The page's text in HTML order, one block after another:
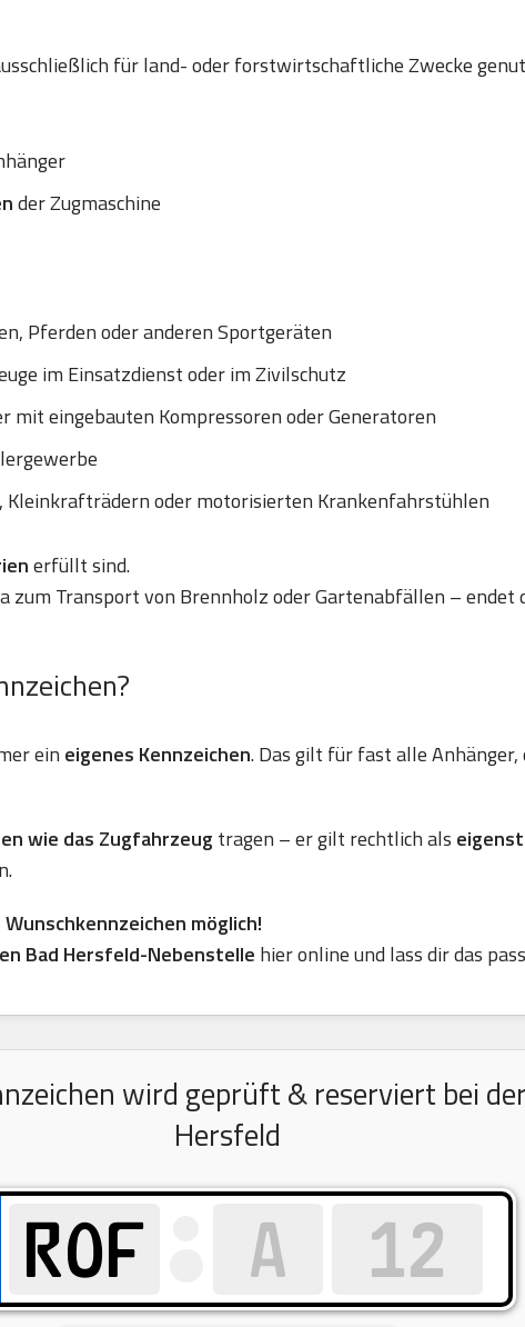
für land- oder forstwirtschaftliche Zwecke
der Zugmaschine
Pferden oder anderen Sportgeräten
im Einsatzdienst oder im Zivilschutz
mit eingebauten Kompressoren oder Generatoren
Kleinkrafträdern oder motorisierten Krankenfahrstühlen
erfüllt sind.
Transport von Brennholz oder Gartenabfällen – endet
ein eigenes Kennzeichen. Das gilt für fast alle
wie das Zugfahrzeug tragen – er gilt rechtlich als
möglich!
Bad Hersfeld-Nebenstelle hier online und lass dir das
wird geprüft & reserviert bei
Hersfeld